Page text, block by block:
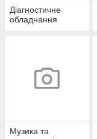
Діагностичне
обладнання
Музика та